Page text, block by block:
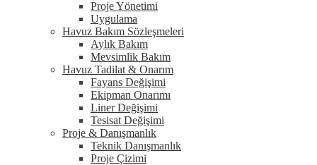
Proje Yönetimi
Uygulama
Havuz Bakım Sözleşmeleri
Aylık Bakım
Mevsimlik Bakım
Havuz Tadilat & Onarım
Fayans Değişimi
Ekipman Onarımı
Liner Değişimi
Tesisat Değişimi
Proje & Danışmanlık
Teknik Danışmanlık
Proje Çizimi